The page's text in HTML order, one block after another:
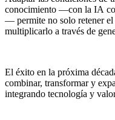
conocimiento —con la IA
— permite no solo retener
multiplicarlo a través de
El éxito en la próxima
combinar, transformar y
integrando tecnología y